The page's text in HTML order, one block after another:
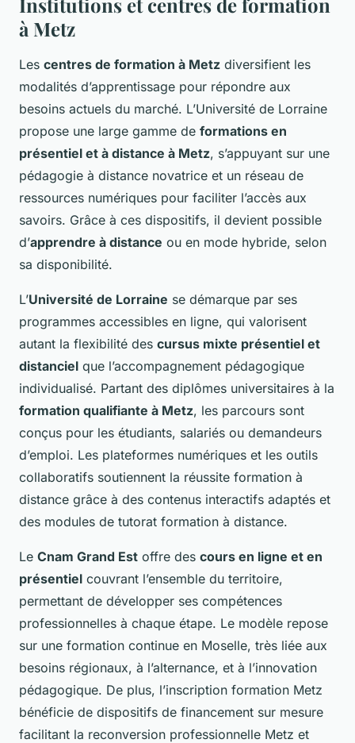
à Metz
Les centres de formation à Metz diversifient les
modalités d’apprentissage pour répondre aux
besoins actuels du marché. L’Université de Lorraine
propose une large gamme de formations en
présentiel et à distance à Metz, s’appuyant sur une
pédagogie à distance novatrice et un réseau de
ressources numériques pour faciliter l’accès aux
savoirs. Grâce à ces dispositifs, il devient possible
d’apprendre à distance ou en mode hybride, selon
sa disponibilité.
L’Université de Lorraine se démarque par ses
programmes accessibles en ligne, qui valorisent
autant la flexibilité des cursus mixte présentiel et
distanciel que l’accompagnement pédagogique
individualisé. Partant des diplômes universitaires à la
formation qualifiante à Metz, les parcours sont
conçus pour les étudiants, salariés ou demandeurs
d’emploi. Les plateformes numériques et les outils
collaboratifs soutiennent la réussite formation à
distance grâce à des contenus interactifs adaptés et
des modules de tutorat formation à distance.
Le Cnam Grand Est offre des cours en ligne et en
présentiel couvrant l’ensemble du territoire,
permettant de développer ses compétences
professionnelles à chaque étape. Le modèle repose
sur une formation continue en Moselle, très liée aux
besoins régionaux, à l’alternance, et à l’innovation
pédagogique. De plus, l’inscription formation Metz
bénéficie de dispositifs de financement sur mesure
facilitant la reconversion professionnelle Metz et